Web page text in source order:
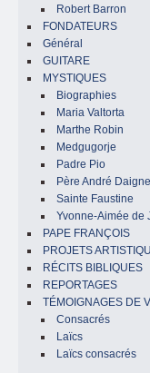
Robert Barron
FONDATEURS
Général
GUITARE
MYSTIQUES
Biographies
Maria Valtorta
Marthe Robin
Medgugorje
Padre Pio
Père André
Sainte Faustine
Yvonne-Aimée de
PAPE FRANÇOIS
PROJETS
RÉCITS BIBLIQUES
REPORTAGES
TÉMOIGNAGES DE
Consacrés
Laïcs
Laïcs consacrés